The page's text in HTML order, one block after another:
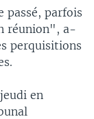
passé, parfois
réunion", a-
perquisitions
en